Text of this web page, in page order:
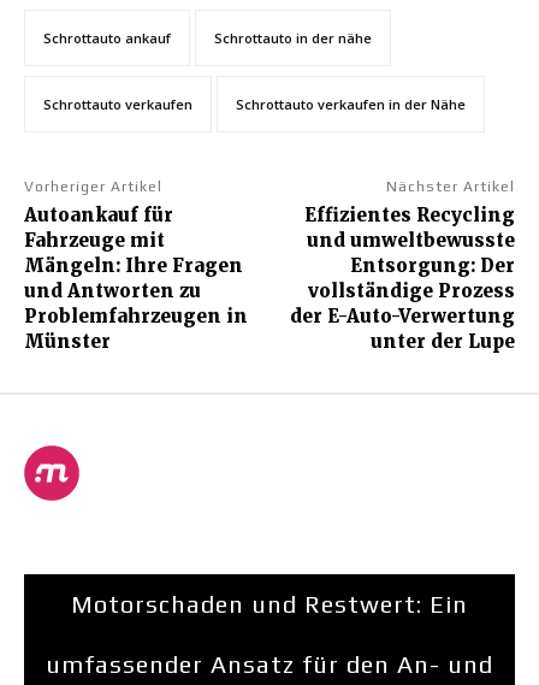
Schrottauto ankauf Schrottauto in der nähe
Schrottauto verkaufen Schrottauto verkaufen in der Nähe
Vorheriger Artikel
Autoankauf für
Fahrzeuge mit
Mängeln: Ihre Fragen
und Antworten zu
Problemfahrzeugen in
Münster
Nächster Artikel
Effizientes Recycling
und umweltbewusste
Entsorgung: Der
vollständige Prozess
der E-Auto-Verwertung
unter der Lupe
Motorschaden und Restwert: Ein
umfassender Ansatz für den An- und